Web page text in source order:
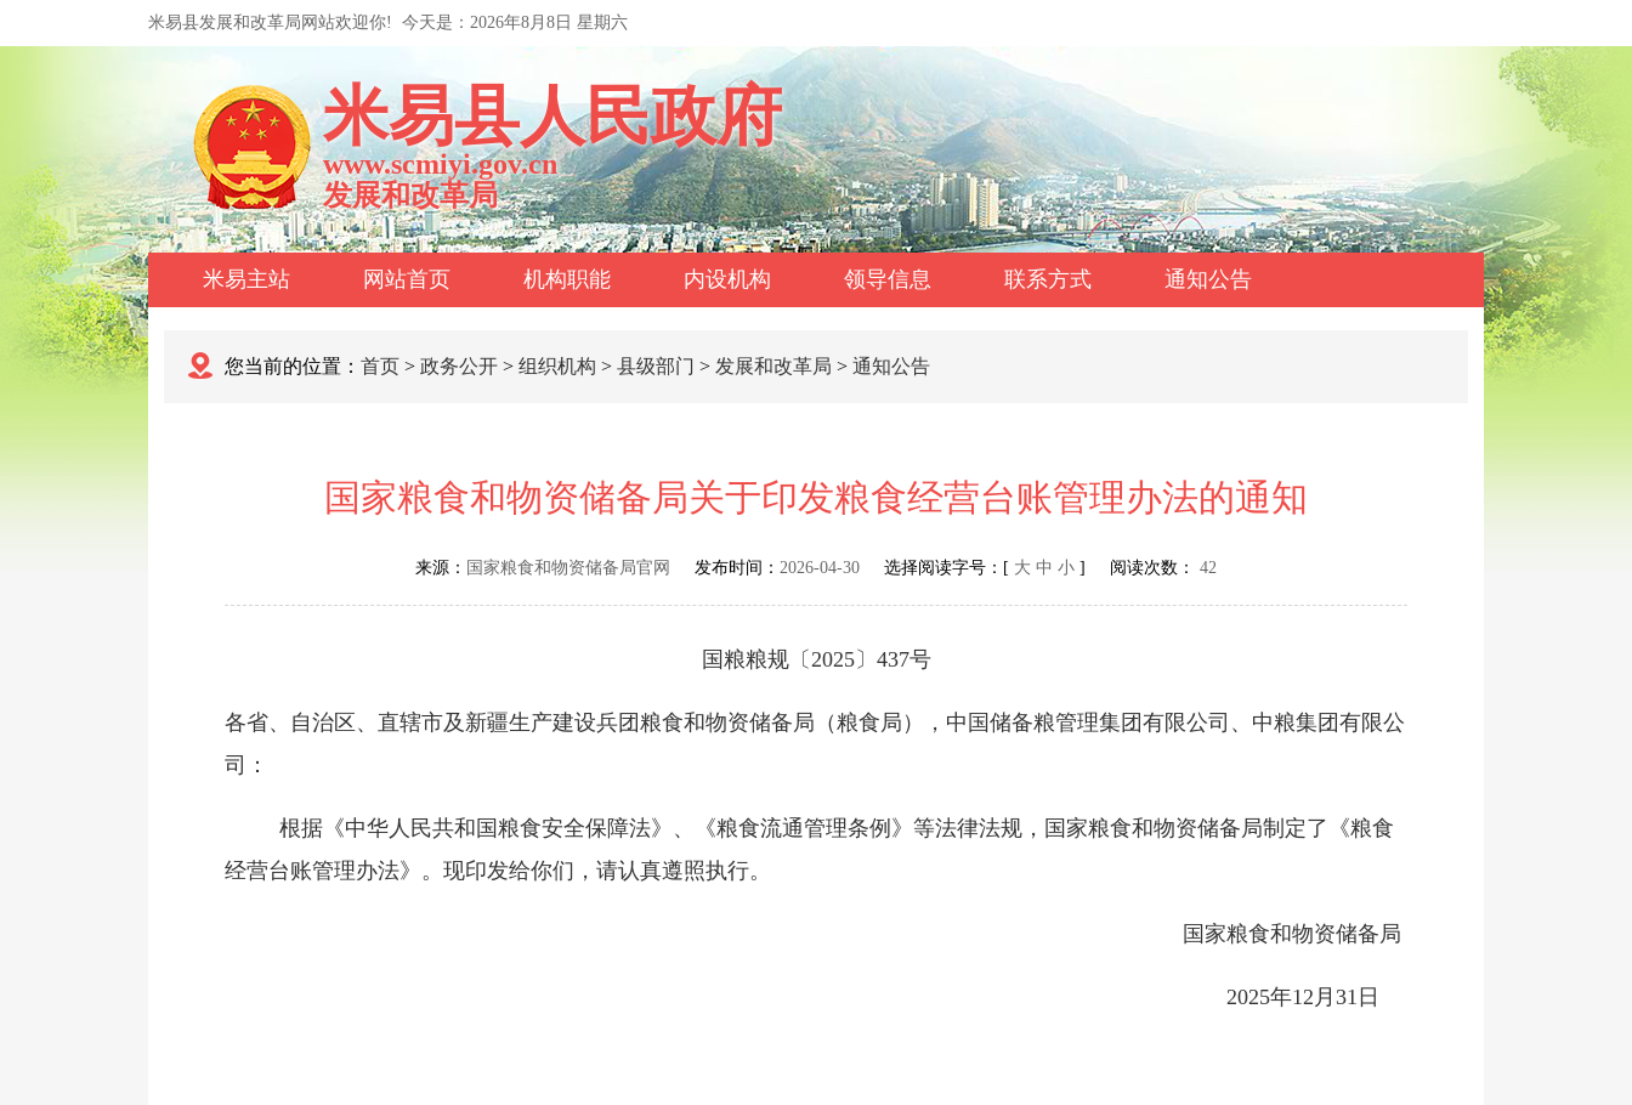
米易县发展和改革局网站欢迎你! 今天是： 2026年8月8日 星期六
米易县人民政府
www.scmiyi.gov.cn
发展和改革局
米易主站 网站首页 机构职能 内设机构 领导信息 联系方式 通知公告
您当前的位置： 首页 > 政务公开 > 组织机构 > 县级部门 > 发展和改革局 > 通知公告
国家粮食和物资储备局关于印发粮食经营台账管理办法的通知
来源： 国家粮食和物资储备局官网 发布时间： 2026-04-30 选择阅读字号：[ 大 中 小 ] 阅读次数： 42
国粮粮规〔2025〕437号
各省、自治区、直辖市及新疆生产建设兵团粮食和物资储备局（粮食局），中国储备粮管理集团有限公司、中粮集团有限公
司：
根据《中华人民共和国粮食安全保障法》、《粮食流通管理条例》等法律法规，国家粮食和物资储备局制定了《粮食
经营台账管理办法》。现印发给你们，请认真遵照执行。
国家粮食和物资储备局
2025年12月31日